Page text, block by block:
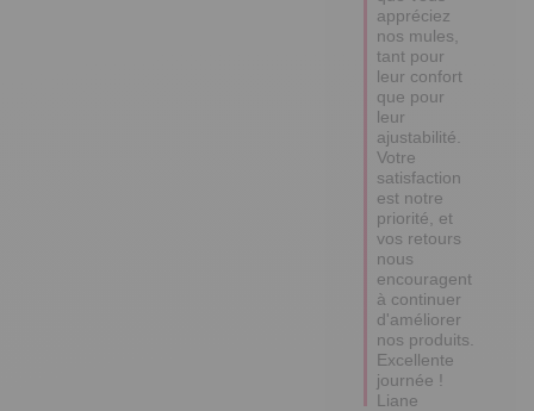
appréciez
nos mules,
tant pour
leur confort
que pour
leur
ajustabilité.
Votre
satisfaction
est notre
priorité, et
vos retours
nous
encouragent
à continuer
d'améliorer
nos produits.
Excellente
journée !
Liane